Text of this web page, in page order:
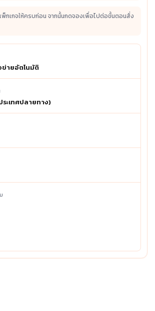
พ็กเกจให้ครบก่อน จากนั้นกดจองเพื่อไปต่อขั้นตอนสั่ง
ข่ายอัตโนมัติ
ะเทศปลายทาง)